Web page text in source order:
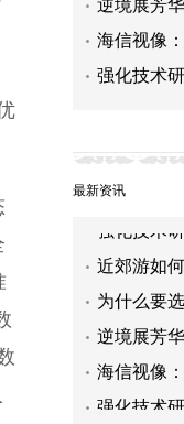
逆境展芳
海信视像
强化技术
最新资讯
近郊游如
为什么要
告诉你！
逆境展芳
司机展新
海信视像
亿元 同比
强化技术